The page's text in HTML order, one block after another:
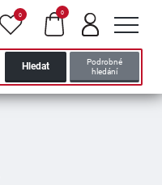
Hledat
Podrobné
hledání
0 0